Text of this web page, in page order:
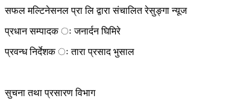
सफल मल्टिनेसनल प्रा लि द्वारा संचालित रेसुङ्गा न्यूज
प्रधान सम्पादक ः जनार्दन घिमिरे
प्रवन्ध निर्देशक ः तारा प्रसाद भुसाल
सुचना तथा प्रसारण विभाग